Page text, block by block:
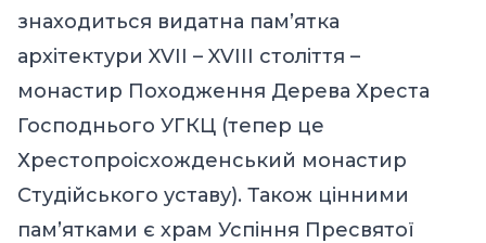
знаходиться видатна пам’ятка
архітектури XVII – XVIII століття –
монастир Походження Дерева Хреста
Господнього УГКЦ (тепер це
Хрестопроісхожденський монастир
Студійського уставу). Також цінними
пам’ятками є храм Успiння Пресвятої